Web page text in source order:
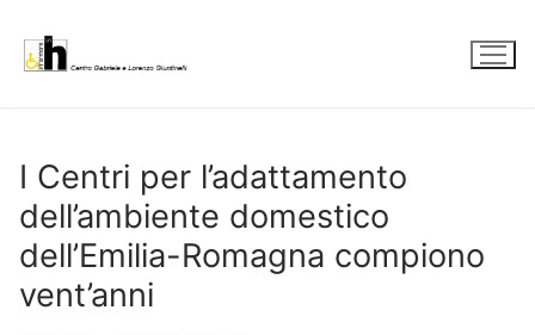
contenuto
I Centri per l’adattamento
dell’ambiente domestico
dell’Emilia-Romagna compiono
vent’anni